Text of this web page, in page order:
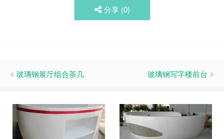
分享 (0)
玻璃钢展厅组合茶几 玻璃钢写字楼前台